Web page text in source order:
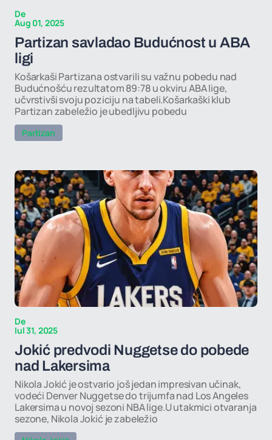
De
Aug 01, 2025
Partizan savladao Budućnost u ABA
ligi
Košarkaši Partizana ostvarili su važnu pobedu nad
Budućnošću rezultatom 89:78 u okviru ABA lige,
učvrstivši svoju poziciju na tabeli.Košarkaški klub
Partizan zabeležio je ubedljivu pobedu
Partizan
De
Iul 31, 2025
Jokić predvodi Nuggetse do pobede
nad Lakersima
Nikola Jokić je ostvario još jedan impresivan učinak,
vodeći Denver Nuggetse do trijumfa nad Los Angeles
Lakersima u novoj sezoni NBA lige.U utakmici otvaranja
sezone, Nikola Jokić je zabeležio